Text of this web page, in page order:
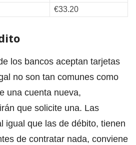
€33.20
los bancos aceptan tarjetas
no son tan comunes como
una cuenta nueva,
que solicite una. Las
igual que las de débito, tienen
de contratar nada, conviene